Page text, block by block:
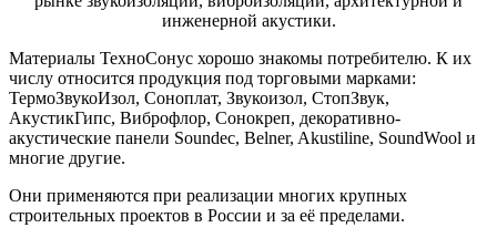
инженерной акустики.
Материалы ТехноСонус хорошо знакомы потребителю. К их
числу относится продукция под торговыми марками:
ТермоЗвукоИзол, Соноплат, Звукоизол, СтопЗвук,
АкустикГипс, Виброфлор, Сонокреп, декоративно-
акустические панели Soundec, Belner, Akustiline, SoundWool и
многие другие.
Они применяются при реализации многих крупных
строительных проектов в России и за её пределами.